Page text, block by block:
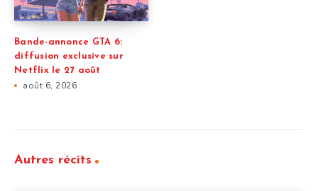
Bande-annonce GTA 6:
diffusion exclusive sur
Netflix le 27 août
août 6, 2026
Autres récits